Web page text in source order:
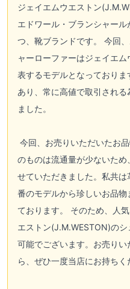
ジェイエムウエストン
エドワール・ブランシャー
つ、靴ブランドです。 今回
ャーローファーはジェイエ
表するモデルとなっており
あり、常に高値で取引され
ました。
今回、お売りいただいたお
のものは流通量が少ないた
せていただきました。私共
番のモデルから珍しいお品
ております。 そのため、人
エストン(J.M.WESTON)のシ
可能でございます。お売り
ら、ぜひ一度当店にお持ちく